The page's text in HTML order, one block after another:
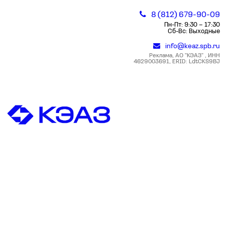
8 (812) 679-90-09
Пн-Пт: 9:30 – 17:30
Сб-Вс: Выходные
info@keaz.spb.ru
Реклама, АО "КЭАЗ" , ИНН
4629003691, ERID: LdtCKS9BJ